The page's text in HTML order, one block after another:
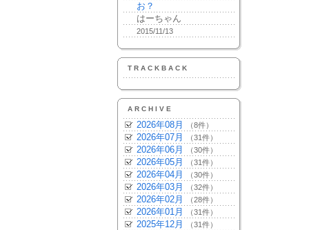
お？
はーちゃん
2015/11/13
TRACKBACK
ARCHIVE
2026年08月 （8件）
2026年07月 （31件）
2026年06月 （30件）
2026年05月 （31件）
2026年04月 （30件）
2026年03月 （32件）
2026年02月 （28件）
2026年01月 （31件）
2025年12月 （31件）